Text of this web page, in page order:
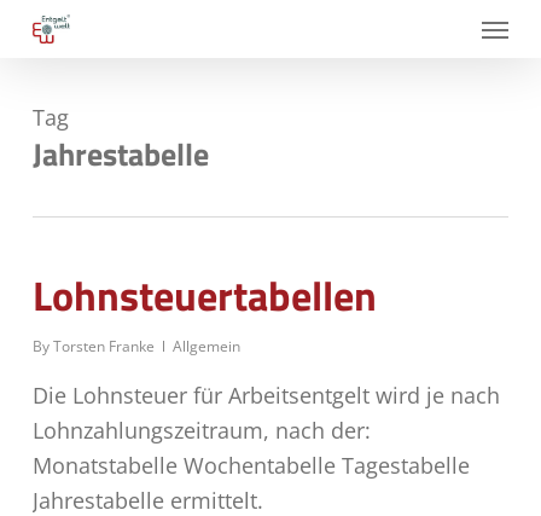
Skip
content
Menu
Tag
Jahrestabelle
Lohnsteuertabellen
ByTorsten Franke Allgemein
Die Lohnsteuer für Arbeitsentgelt wird je nach
Lohnzahlungszeitraum, nach der:
Monatstabelle Wochentabelle Tagestabelle
Jahrestabelle ermittelt.